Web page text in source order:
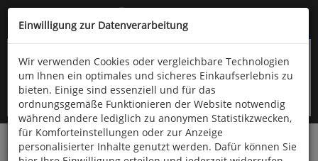
Kompletten Head der Seite überspringen
oder (06766) 9323-960
Startseite Bücher Downloads
Zeitschriften
Einwilligung zur Datenverarbeitung
Wir verwenden Cookies oder vergleichbare Technologien
um Ihnen ein optimales und sicheres Einkaufserlebnis zu
bieten. Einige sind essenziell und für das
ordnungsgemäße Funktionieren der Website notwendig
während andere lediglich zu anonymen Statistikzwecken,
für Komforteinstellungen oder zur Anzeige
personalisierter Inhalte genutzt werden. Dafür können Sie